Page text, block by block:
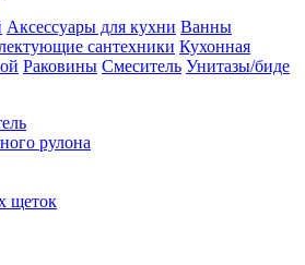
Аксессуары для кухни Ванны
сантехники Кухонная
Раковины Смеситель Унитазы/биде
рулона
щеток